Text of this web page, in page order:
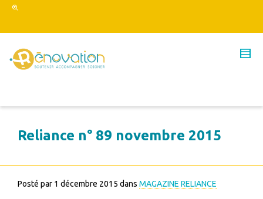
Reliance n° 89 novembre 2015
Posté par 1 décembre 2015 dans MAGAZINE RELIANCE